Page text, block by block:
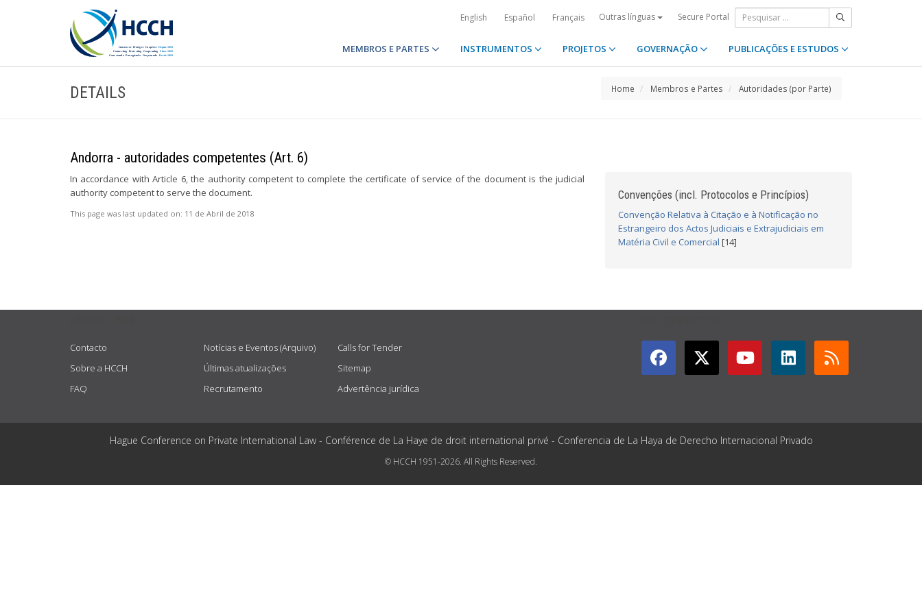
English Español Français Outras línguas Secure Portal
MEMBROS E PARTES INSTRUMENTOS PROJETOS GOVERNAÇÃO PUBLICAÇÕES E ESTUDOS
DETAILS Home Membros e Partes Autoridades (por Parte)
Andorra - autoridades competentes (Art. 6)
In accordance with Article 6, the authority competent to complete the certificate of service of the document is the judicial
authority competent to serve the document.
This page was last updated on: 11 de Abril de 2018
Convenções (incl. Protocolos e Princípios)
Convenção Relativa à Citação e à Notificação no
Estrangeiro dos Actos Judiciais e Extrajudiciais em
Matéria Civil e Comercial [14]
Contacto
Sobre a HCCH
FAQ
Notícias e Eventos (Arquivo)
Últimas atualizações
Recrutamento
Calls for Tender
Sitemap
Advertência jurídica
Hague Conference on Private International Law - Conférence de La Haye de droit international privé - Conferencia de La Haya de Derecho Internacional Privado
© HCCH 1951-2026. All Rights Reserved.